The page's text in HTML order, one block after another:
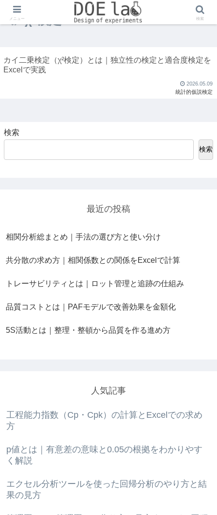
カイ二乗検定（χ²検定）とは｜独立性の検定と適合度検定を
Excelで実践
2026.05.09
統計的仮説検定
検索
検索
最近の投稿
相関分析総まとめ｜手法の選び方と使い分け
共分散の求め方｜相関係数との関係をExcelで計算
トレーサビリティとは｜ロット管理と追跡の仕組み
品質コストとは｜PAFモデルで改善効果を金額化
5S活動とは｜整理・整頓から品質を作る進め方
人気記事
工程能力指数（Cp・Cpk）の計算とExcelでの求め
方
p値とは｜有意差の意味と0.05の根拠をわかりやす
く解説
エクセル分析ツールを使った回帰分析のやり方と結
果の見方
メニュー 検索